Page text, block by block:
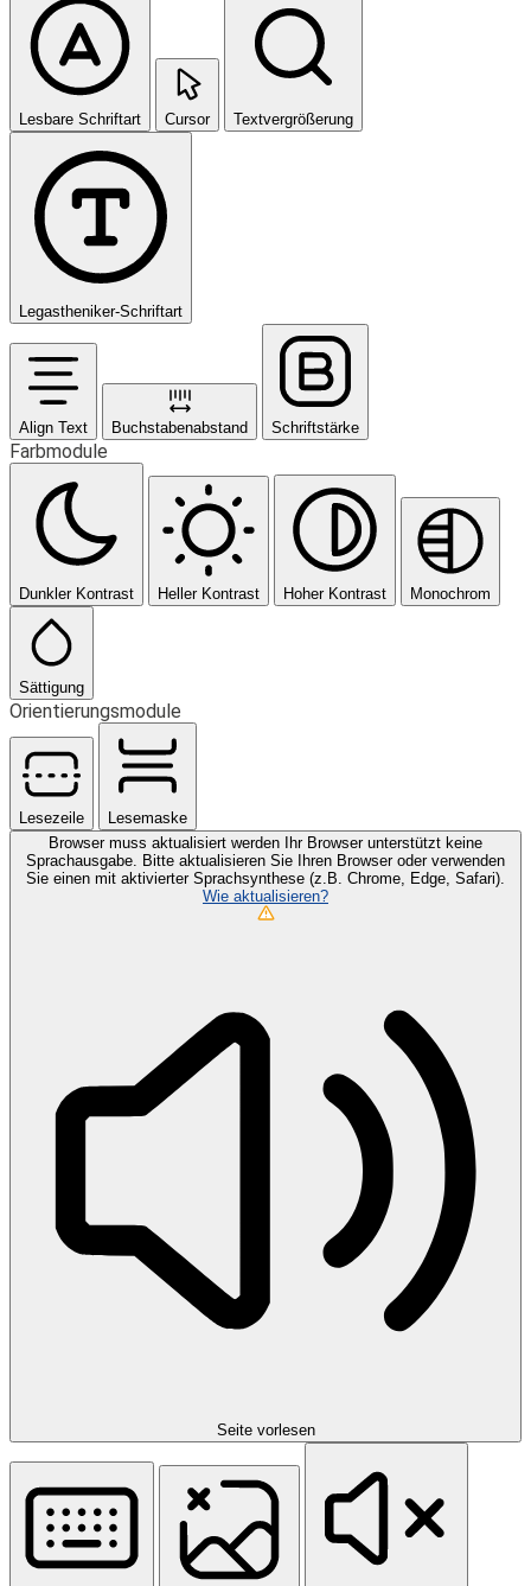
Lesbare Schriftart Cursor Textvergrößerung
Legastheniker-Schriftart
Align Text Buchstabenabstand Schriftstärke
Farbmodule
Dunkler Kontrast Heller Kontrast Hoher Kontrast Monochrom
Sättigung
Orientierungsmodule
Lesezeile
Lesemaske
Browser muss aktualisiert werden Ihr Browser unterstützt keine
Sprachausgabe. Bitte aktualisieren Sie Ihren Browser oder verwenden
Sie einen mit aktivierter Sprachsynthese (z.B. Chrome, Edge, Safari).
Wie aktualisieren?
Seite vorlesen